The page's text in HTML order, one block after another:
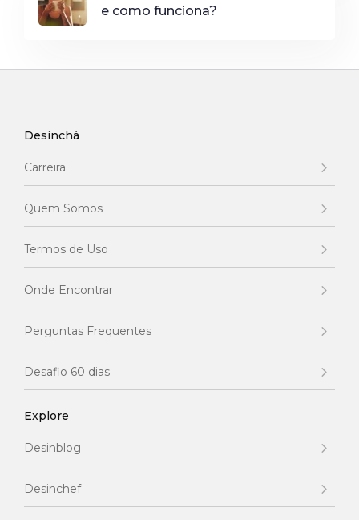
e como funciona?
Desinchá
Carreira
Quem Somos
Termos de Uso
Onde Encontrar
Perguntas Frequentes
Desafio 60 dias
Explore
Desinblog
Desinchef